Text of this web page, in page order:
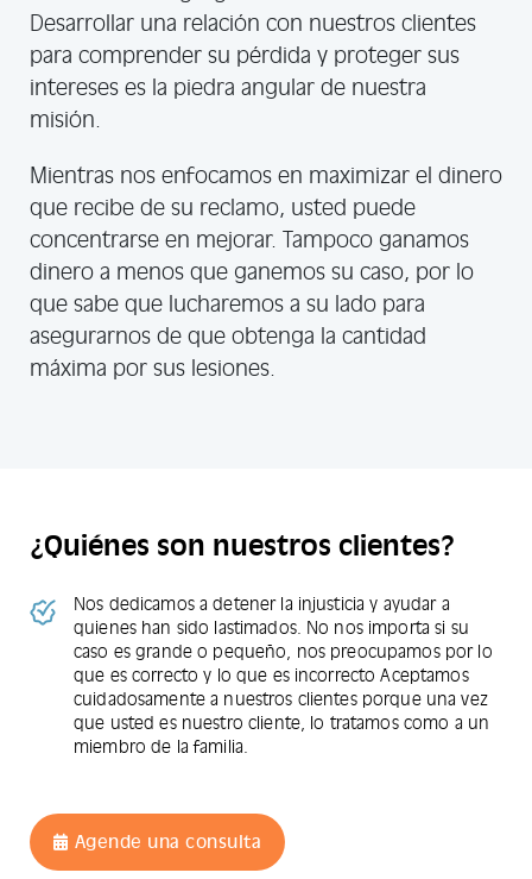
Desarrollar una relación con nuestros clientes
para comprender su pérdida y proteger sus
intereses es la piedra angular de nuestra
misión.
Mientras nos enfocamos en maximizar el dinero
que recibe de su reclamo, usted puede
concentrarse en mejorar. Tampoco ganamos
dinero a menos que ganemos su caso, por lo
que sabe que lucharemos a su lado para
asegurarnos de que obtenga la cantidad
máxima por sus lesiones.
¿Quiénes son nuestros clientes?
Nos dedicamos a detener la injusticia y ayudar a
quienes han sido lastimados. No nos importa si su
caso es grande o pequeño, nos preocupamos por lo
que es correcto y lo que es incorrecto Aceptamos
cuidadosamente a nuestros clientes porque una vez
que usted es nuestro cliente, lo tratamos como a un
miembro de la familia.
Agende una consulta